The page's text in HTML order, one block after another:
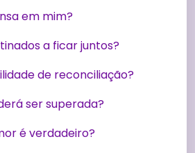
em mim?
a ficar juntos?
de reconciliação?
ser superada?
é verdadeiro?